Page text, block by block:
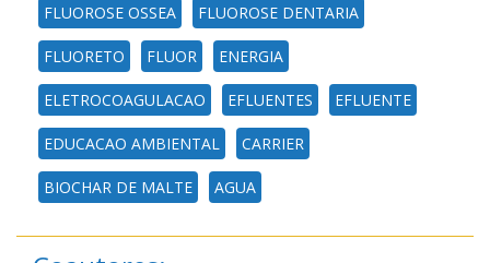
FLUOROSE OSSEA FLUOROSE DENTARIA
FLUORETO FLUOR ENERGIA
ELETROCOAGULACAO EFLUENTES EFLUENTE
EDUCACAO AMBIENTAL CARRIER
BIOCHAR DE MALTE AGUA